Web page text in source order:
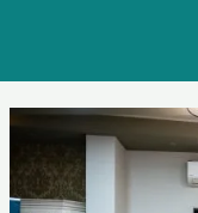
Csíkszeredában
folytatódott
a
második